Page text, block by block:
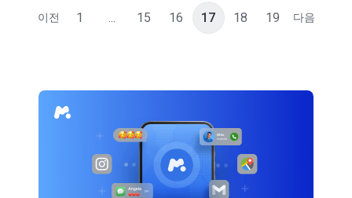
이전 1 ... 15 16 17 18 19 다음